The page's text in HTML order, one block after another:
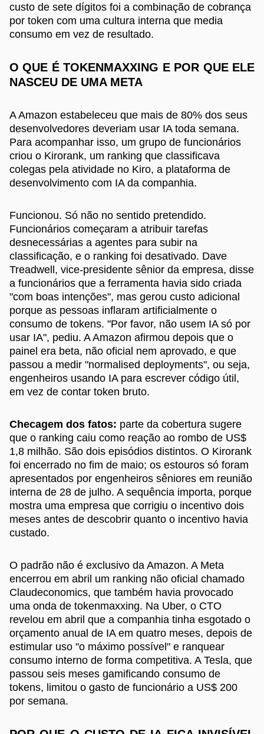
custo de sete dígitos foi a combinação de cobrança
por token com uma cultura interna que media
consumo em vez de resultado.
O QUE É TOKENMAXXING E POR QUE ELE
NASCEU DE UMA META
A Amazon estabeleceu que mais de 80% dos seus
desenvolvedores deveriam usar IA toda semana.
Para acompanhar isso, um grupo de funcionários
criou o Kirorank, um ranking que classificava
colegas pela atividade no Kiro, a plataforma de
desenvolvimento com IA da companhia.
Funcionou. Só não no sentido pretendido.
Funcionários começaram a atribuir tarefas
desnecessárias a agentes para subir na
classificação, e o ranking foi desativado. Dave
Treadwell, vice-presidente sênior da empresa, disse
a funcionários que a ferramenta havia sido criada
"com boas intenções", mas gerou custo adicional
porque as pessoas inflaram artificialmente o
consumo de tokens. "Por favor, não usem IA só por
usar IA", pediu. A Amazon afirmou depois que o
painel era beta, não oficial nem aprovado, e que
passou a medir "normalised deployments", ou seja,
engenheiros usando IA para escrever código útil,
em vez de contar token bruto.
Checagem dos fatos: parte da cobertura sugere
que o ranking caiu como reação ao rombo de US$
1,8 milhão. São dois episódios distintos. O Kirorank
foi encerrado no fim de maio; os estouros só foram
apresentados por engenheiros sêniores em reunião
interna de 28 de julho. A sequência importa, porque
mostra uma empresa que corrigiu o incentivo dois
meses antes de descobrir quanto o incentivo havia
custado.
O padrão não é exclusivo da Amazon. A Meta
encerrou em abril um ranking não oficial chamado
Claudeconomics, que também havia provocado
uma onda de tokenmaxxing. Na Uber, o CTO
revelou em abril que a companhia tinha esgotado o
orçamento anual de IA em quatro meses, depois de
estimular uso "o máximo possível" e ranquear
consumo interno de forma competitiva. A Tesla, que
passou seis meses gamificando consumo de
tokens, limitou o gasto de funcionário a US$ 200
por semana.